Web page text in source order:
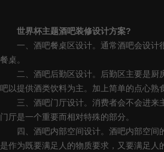
世界杯主题酒吧装修设计方案?
一、酒吧餐桌区设计。通常酒吧会设计很
餐桌。
二、酒吧后勤区设计。后勤区主要是厨房
吧以提供酒类饮料为主。加上简单的点心熟
三、酒吧门厅设计。消费者会不会进来主
门厅是一个重要而相对特殊的部分。
四、酒吧内部空间设计。酒吧内部空间的
是作为既要满足人的物质要求，又要满足人